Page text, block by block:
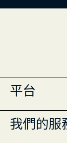
平台
投資組合管理
Masttro
我們的服